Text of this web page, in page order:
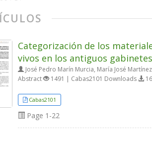
Categorización de los
vivos en los antiguos
José Pedro Marín Murcia, María José
Abstract
1491 | Cabas2101 Downloads
Cabas2101
Page 1-22